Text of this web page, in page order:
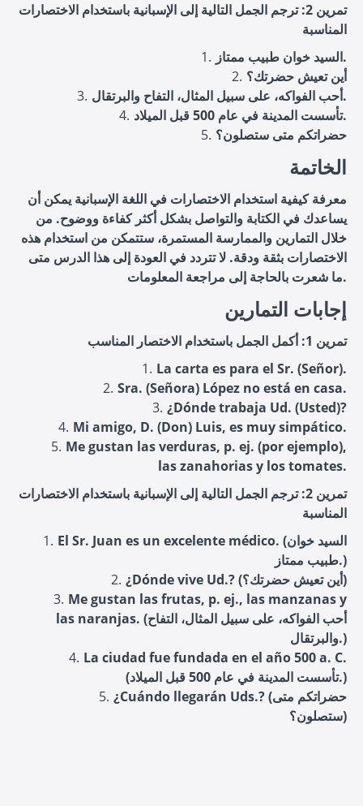
تمرين 2: ترجم الجمل التالية إلى الإسبانية باستخدام الاختصارات
المناسبة
السيد خوان طبيب ممتاز.
أين تعيش حضرتك؟
أحب الفواكه، على سبيل المثال، التفاح والبرتقال.
تأسست المدينة في عام 500 قبل الميلاد.
حضراتكم متى ستصلون؟
الخاتمة
معرفة كيفية استخدام الاختصارات في اللغة الإسبانية يمكن أن
يساعدك في الكتابة والتواصل بشكل أكثر كفاءة ووضوح. من
خلال التمارين والممارسة المستمرة، ستتمكن من استخدام هذه
الاختصارات بثقة ودقة. لا تتردد في العودة إلى هذا الدرس متى
ما شعرت بالحاجة إلى مراجعة المعلومات.
إجابات التمارين
تمرين 1: أكمل الجمل باستخدام الاختصار المناسب
La carta es para el Sr. (Señor).
Sra. (Señora) López no está en casa.
¿Dónde trabaja Ud. (Usted)?
Mi amigo, D. (Don) Luis, es muy simpático.
Me gustan las verduras, p. ej. (por ejemplo),
las zanahorias y los tomates.
تمرين 2: ترجم الجمل التالية إلى الإسبانية باستخدام الاختصارات
المناسبة
El Sr. Juan es un excelente médico. (السيد خوان
طبيب ممتاز.)
¿Dónde vive Ud.? (أين تعيش حضرتك؟)
Me gustan las frutas, p. ej., las manzanas y
las naranjas. (أحب الفواكه، على سبيل المثال، التفاح
والبرتقال.)
La ciudad fue fundada en el año 500 a. C.
(تأسست المدينة في عام 500 قبل الميلاد.)
¿Cuándo llegarán Uds.? (حضراتكم متى
ستصلون؟)